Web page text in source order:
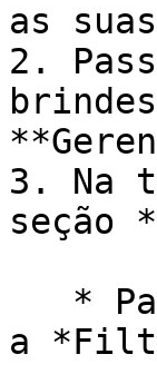
as
2.
3. Na
seção
a